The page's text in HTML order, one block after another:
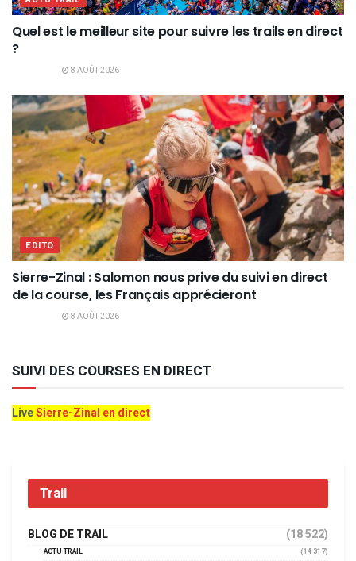
Quel est le meilleur site pour suivre les trails en direct
?
8 AOÛT 2026
EDITO
Sierre-Zinal : Salomon nous prive du suivi en direct
de la course, les Français apprécieront
8 AOÛT 2026
SUIVI DES COURSES EN DIRECT
LiveSierre-Zinal en direct
Trail
BLOG DE TRAIL (18 522)
ACTU TRAIL
(14 317)